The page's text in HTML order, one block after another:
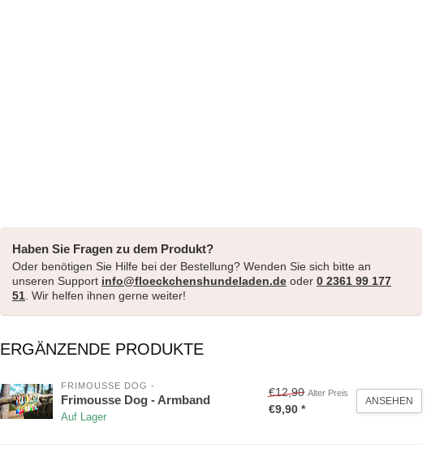
Haben Sie Fragen zu dem Produkt?
Oder benötigen Sie Hilfe bei der Bestellung? Wenden Sie sich bitte an
unseren Support info@floeckchenshundeladen.de oder 0 2361 99 177
51 . Wir helfen ihnen gerne weiter!
ERGÄNZENDE PRODUKTE
FRIMOUSSE DOG -
Frimousse Dog - Armband
Auf Lager
€12,90 Alter Preis
€9,90 *
ANSEHEN